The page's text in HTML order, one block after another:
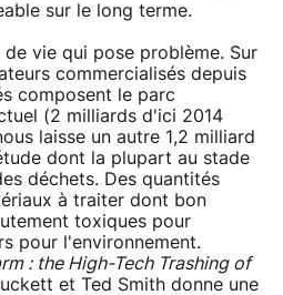
sur le long terme.
vie qui pose problème. Sur
commercialisés depuis
composent le parc
(2 milliards d'ici 2014
laisse un autre 1,2 milliard
dont la plupart au stade
déchets. Des quantités
à traiter dont bon
toxiques pour
pour l'environnement.
: the High-Tech Trashing of
et Ted Smith donne une